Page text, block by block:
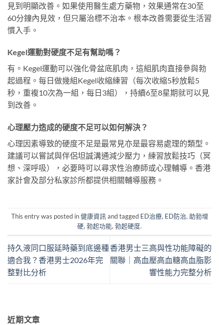
見到明顯改善。如果使用醫生處方藥物，效果通常在30至
60分鐘內見效，但只屬治標不治本。根本改善需要從生活習
慣入手。
Kegel運動對硬度不足有幫助嗎？
有。Kegel運動可以強化骨盆底肌肉，這組肌肉直接參與勃
起過程。每日做幾組Kegel收縮練習（每次收縮5秒放鬆5
秒，重複10次為一組，每日3組），持續6至8星期就可以見
到改善。
心理壓力造成的硬度不足可以如何解決？
心理因素導致的硬度不足是最常見亦是最容易處理的類型。
建議可以嘗試與伴侶坦誠溝通減少壓力，練習放鬆技巧（冥
想、深呼吸），必要時可以尋求性治療師或心理輔導。香港
家計會及部分私家診所都提供相關輔導服務。
This entry was posted in健康資訊and tagged ED治療, ED防治,助勃增
硬,勃起功能,勃起硬度.
持久液同口服延時藥到底邊種
適合我？香港男士2026年完
整對比分析
香港男士三高與性功能障礙的
關聯｜高血壓高血糖高血脂影
響性能力完整分析
近期文章